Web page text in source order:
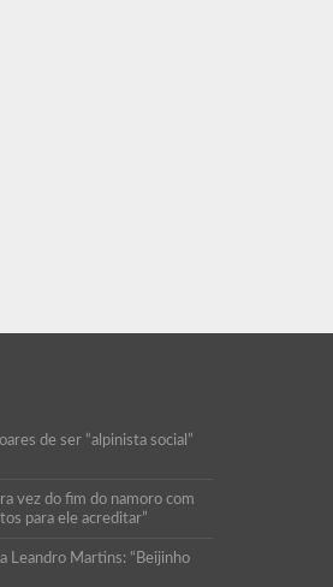
de ser “alpinista social”
vez do fim do namoro com
para ele acreditar”
Leandro Martins: “Beijinho